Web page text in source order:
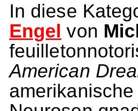
In diese
Engel von
American